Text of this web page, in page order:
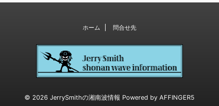
ホーム 問合せ先
© 2026 JerrySmithの湘南波情報 Powered by AFFINGER5